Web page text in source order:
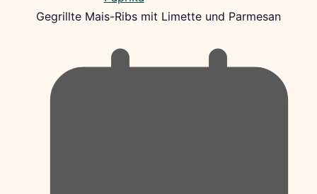
Gegrillte Mais-Ribs mit Limette und Parmesan